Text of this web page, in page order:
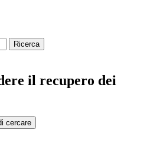
il recupero dei
cercare